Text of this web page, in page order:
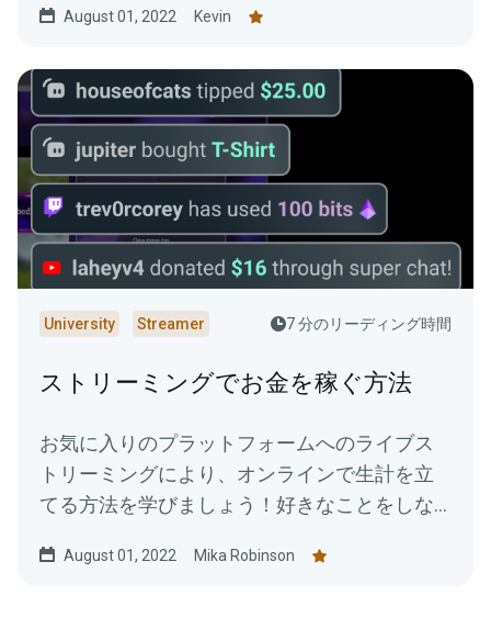
August 01, 2022 Kevin
University Streamer 7 分のリーディング時間
ストリーミングでお金を稼ぐ方法
お気に入りのプラットフォームへのライブス
トリーミングにより、オンラインで生計を立
てる方法を学びましょう！好きなことをしな
をご紹介します。
August 01, 2022 Mika Robinson